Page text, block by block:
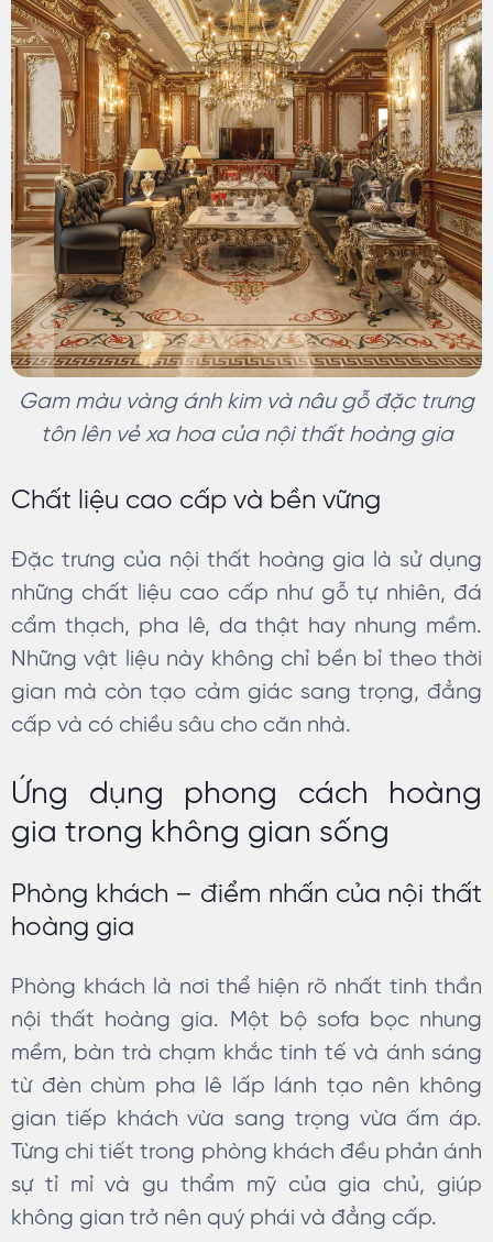
Gam màu vàng ánh kim và nâu gỗ đặc trưng
tôn lên vẻ xa hoa của nội thất hoàng gia
Chất liệu cao cấp và bền vững
Đặc trưng của nội thất hoàng gia là sử dụng
những chất liệu cao cấp như gỗ tự nhiên, đá
cẩm thạch, pha lê, da thật hay nhung mềm.
Những vật liệu này không chỉ bền bỉ theo thời
gian mà còn tạo cảm giác sang trọng, đẳng
cấp và có chiều sâu cho căn nhà.
Ứng dụng phong cách hoàng
gia trong không gian sống
Phòng khách – điểm nhấn của nội thất
hoàng gia
Phòng khách là nơi thể hiện rõ nhất tinh thần
nội thất hoàng gia. Một bộ sofa bọc nhung
mềm, bàn trà chạm khắc tinh tế và ánh sáng
từ đèn chùm pha lê lấp lánh tạo nên không
gian tiếp khách vừa sang trọng vừa ấm áp.
Từng chi tiết trong phòng khách đều phản ánh
sự tỉ mỉ và gu thẩm mỹ của gia chủ, giúp
không gian trở nên quý phái và đẳng cấp.